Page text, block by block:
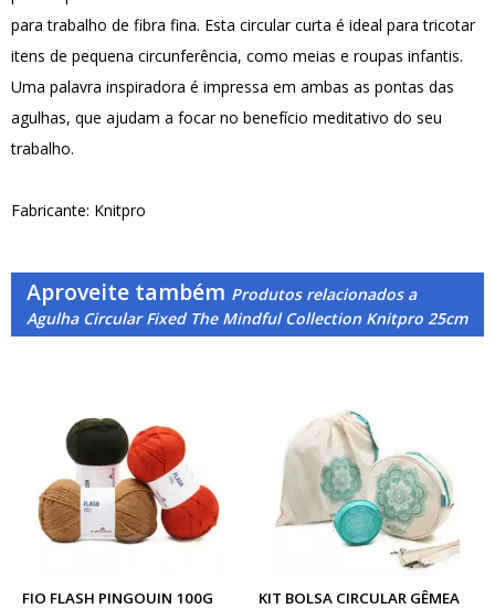
para trabalho de fibra fina. Esta circular curta é ideal para tricotar
itens de pequena circunferência, como meias e roupas infantis.
Uma palavra inspiradora é impressa em ambas as pontas das
agulhas, que ajudam a focar no benefício meditativo do seu
trabalho.
Fabricante: Knitpro
Aproveite também Produtos relacionados a
Agulha Circular Fixed The Mindful Collection Knitpro 25cm
FIO FLASH PINGOUIN 100G
KIT BOLSA CIRCULAR GÊMEA